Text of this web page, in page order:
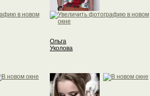
Ольга
Уколова